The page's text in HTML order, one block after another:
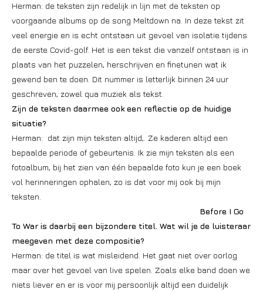
Herman: de teksten zijn redelijk in lijn met de teksten op
voorgaande albums op de song Meltdown na. In deze tekst zit
veel energie en is echt ontstaan uit gevoel van isolatie tijdens
de eerste Covid-golf. Het is een tekst die vanzelf ontstaan is in
plaats van het puzzelen, herschrijven en finetunen wat ik
gewend ben te doen. Dit nummer is letterlijk binnen 24 uur
geschreven, zowel qua muziek als tekst.
Zijn de teksten daarmee ook een reflectie op de huidige
situatie?
Herman: dat zijn mijn teksten altijd,. Ze kaderen altijd een
bepaalde periode of gebeurtenis. Ik zie mijn teksten als een
fotoalbum, bij het zien van één bepaalde foto kun je een boek
vol herinneringen ophalen, zo is dat voor mij ook bij mijn
teksten.
Before I Go
To War is daarbij een bijzondere titel. Wat wil je de luisteraar
meegeven met deze compositie?
Herman: de titel is wat misleidend. Het gaat niet over oorlog
maar over het gevoel van live spelen. Zoals elke band doen we
niets liever en er is voor mij persoonlijk altijd een duidelijk